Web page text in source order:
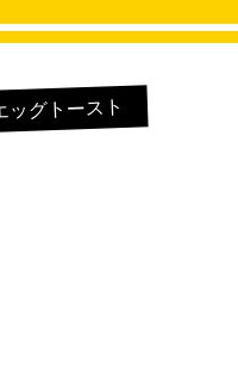
ッグトースト